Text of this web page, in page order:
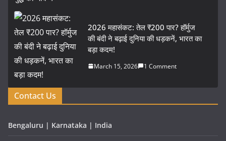
2026 महासंकट: तेल ₹200 पार? हॉर्मुज
की बंदी ने बढ़ाई दुनिया की धड़कनें, भारत का
बड़ा कदम!
March 15, 2026 1 Comment
Contact Us
Bengaluru | Karnataka | India